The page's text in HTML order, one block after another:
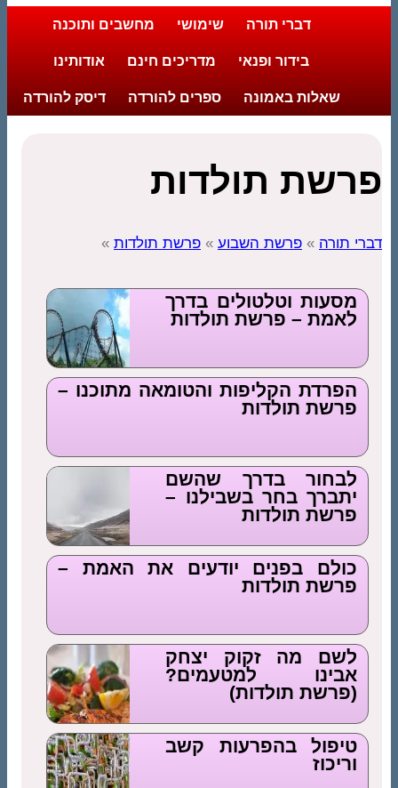
דברי תורה שימושי מחשבים ותוכנה
בידור ופנאי מדריכים חינם אודותינו
שאלות באמונה ספרים להורדה דיסק להורדה
פרשת תולדות
דברי תורה » פרשת השבוע » פרשת תולדות »
מסעות וטלטולים בדרך
לאמת – פרשת תולדות
הפרדת הקליפות והטומאה מתוכנו –
פרשת תולדות
לבחור בדרך שהשם
יתברך בחר בשבילנו –
פרשת תולדות
כולם בפנים יודעים את האמת –
פרשת תולדות
לשם מה זקוק יצחק
אבינו למטעמים?
(פרשת תולדות)
טיפול בהפרעות קשב
וריכוז